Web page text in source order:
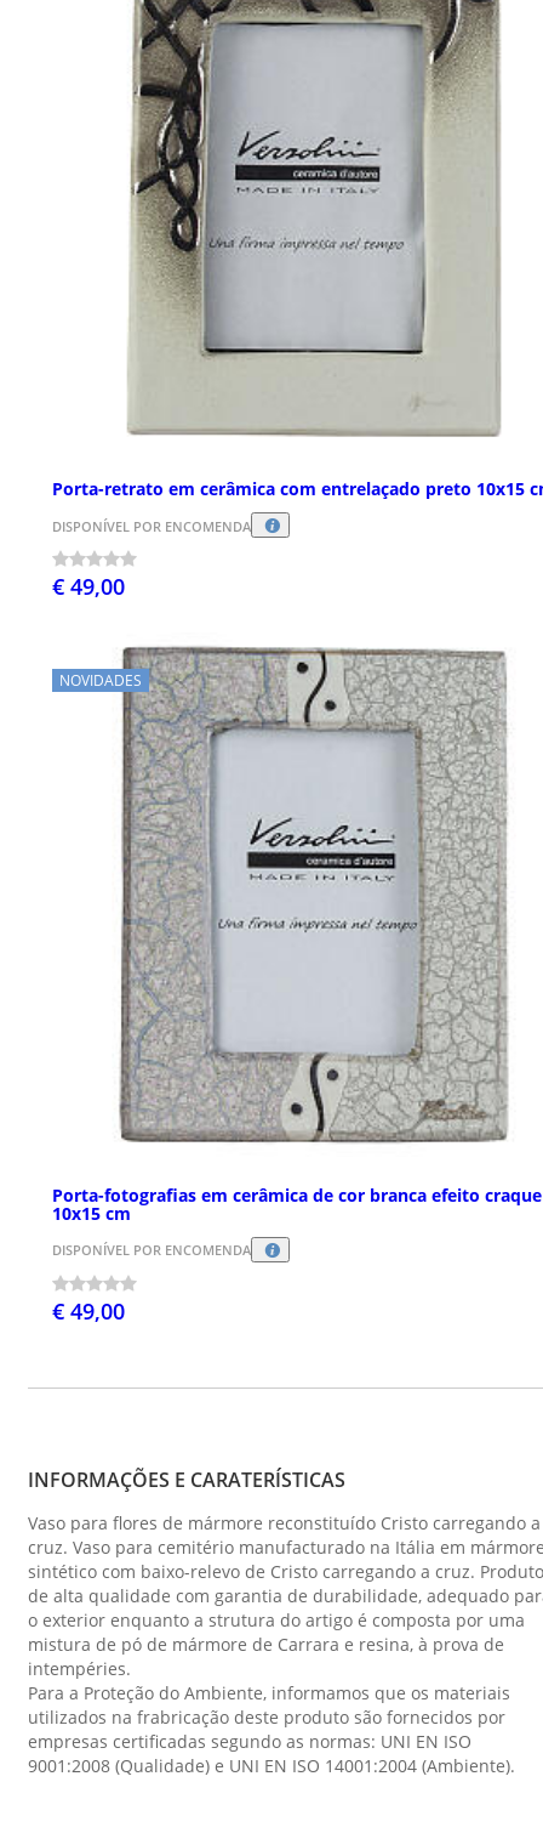
Porta-retrato em cerâmica com entrelaçado preto 10x15
DISPONÍVEL POR ENCOMENDA
€ 49,00
NOVIDADES
Porta-fotografias em cerâmica de cor branca efeito
10x15 cm
DISPONÍVEL POR ENCOMENDA
€ 49,00
INFORMAÇÕES E CARATERÍSTICAS
Vaso para flores de mármore reconstituído Cristo carregando a
cruz. Vaso para cemitério manufacturado na Itália em
sintético com baixo-relevo de Cristo carregando a cruz. Produto
de alta qualidade com garantia de durabilidade, adequado
o exterior enquanto a strutura do artigo é composta por uma
mistura de pó de mármore de Carrara e resina, à prova de
intempéries.
Para a Proteção do Ambiente, informamos que os materiais
utilizados na frabricação deste produto são fornecidos por
empresas certificadas segundo as normas: UNI EN ISO
9001:2008 (Qualidade) e UNI EN ISO 14001:2004 (Ambiente).